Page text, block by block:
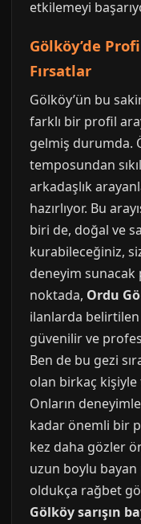
etkilemeyi
Gölköy’de
Fırsatlar
Gölköy’ün bu
farklı bir profil
gelmiş durumda.
temposundan
arkadaşlık
hazırlıyor. Bu
biri de, doğal ve
kurabileceğiniz,
deneyim
noktada, Ordu
ilanlarda belirtilen
güvenilir ve
Ben de bu gezi
olan birkaç kişiyle
Onların
kadar önemli bir
kez daha gözler
uzun boylu
oldukça rağbet
Gölköy sarışın